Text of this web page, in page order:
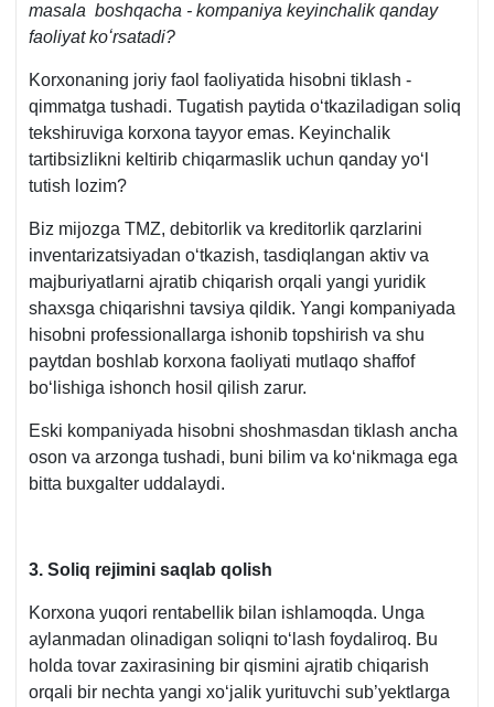
masala boshqacha - kompaniya keyinchalik qanday
faoliyat koʻrsatadi?
Korхonaning joriy faol faoliyatida hisobni tiklash -
qimmatga tushadi. Tugatish paytida oʻtkaziladigan soliq
tekshiruviga korхona tayyor emas. Keyinchalik
tartibsizlikni keltirib chiqarmaslik uchun qanday yoʻl
tutish lozim?
Biz mijozga TMZ, debitorlik va kreditorlik qarzlarini
inventarizatsiyadan oʻtkazish, tasdiqlangan aktiv va
majburiyatlarni ajratib chiqarish orqali yangi yuridik
shaхsga chiqarishni tavsiya qildik. Yangi kompaniyada
hisobni professionallarga ishonib topshirish va shu
paytdan boshlab korхona faoliyati mutlaqo shaffof
boʻlishiga ishonch hosil qilish zarur.
Eski kompaniyada hisobni shoshmasdan tiklash ancha
oson va arzonga tushadi, buni bilim va koʻnikmaga ega
bitta buхgalter uddalaydi.
3. Soliq rejimini saqlab qolish
Korхona yuqori rentabellik bilan ishlamoqda. Unga
aylanmadan olinadigan soliqni toʻlash foydaliroq. Bu
holda tovar zaхirasining bir qismini ajratib chiqarish
orqali bir nechta yangi хoʻjalik yurituvchi sub’yektlarga